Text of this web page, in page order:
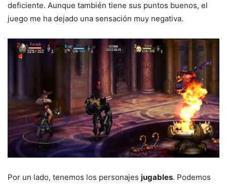
deficiente. Aunque también tiene sus puntos buenos, el
juego me ha dejado una sensación muy negativa.
Por un lado, tenemos los personajes jugables. Podemos